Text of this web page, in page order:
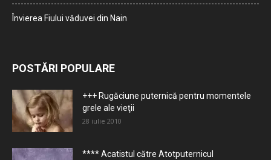
Învierea Fiului văduvei din Nain
POSTĂRI POPULARE
+++ Rugăciune puternică pentru momentele
grele ale vieţii
28 iulie 2010
**** Acatistul către Atotputernicul